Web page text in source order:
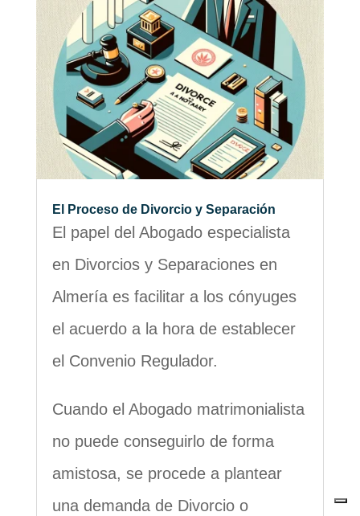
El Proceso de Divorcio y Separación
El papel del Abogado especialista
en Divorcios y Separaciones en
Almería es facilitar a los cónyuges
el acuerdo a la hora de establecer
el Convenio Regulador.
Cuando el Abogado matrimonialista
no puede conseguirlo de forma
amistosa, se procede a plantear
una demanda de Divorcio o